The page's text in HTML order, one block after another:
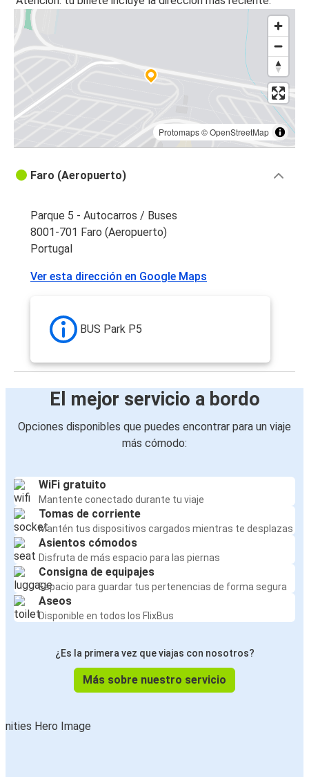
Faro (Aeropuerto)
Faro (Aeropuerto)
Sevilla
Faro (Aeropuerto)
Faro (Aeropuerto)
Armação de Pera
Faro (Aeropuerto)
Quarteira
Faro (Aeropuerto)
Faro (Aeropuerto)
Armação de Pera
Huelva
Málaga
Faro (Aeropuerto)
Quarteira
Faro (Aeropuerto)
Beja
Faro (Aeropuerto)
Beja
Sevilla (Aeropuerto)
Protomaps©OpenStreetMap
Faro (Aeropuerto)
Parque 5 - Autocarros / Buses
8001-701 Faro (Aeropuerto)
Portugal
Ver esta dirección en Google Maps
BUS Park P5
El mejor servicio a bordo
Opciones disponibles que puedes encontrar para un viaje
más cómodo:
WiFi gratuito
Mantente conectado durante tu viaje
Tomas de corriente
Mantén tus dispositivos cargados mientras te desplazas
Asientos cómodos
Disfruta de más espacio para las piernas
Consigna de equipajes
Espacio para guardar tus pertenencias de forma segura
Aseos
Disponible en todos los FlixBus
¿Es la primera vez que viajas con nosotros?
Más sobre nuestro servicio